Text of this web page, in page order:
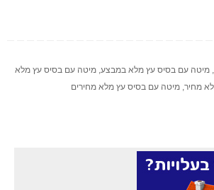
מיטה עם בסיס עץ מלא במבצע, מיטה עם בסיס עץ מלא
מחיר מיטה עם בסיס עץ מלא מחירים